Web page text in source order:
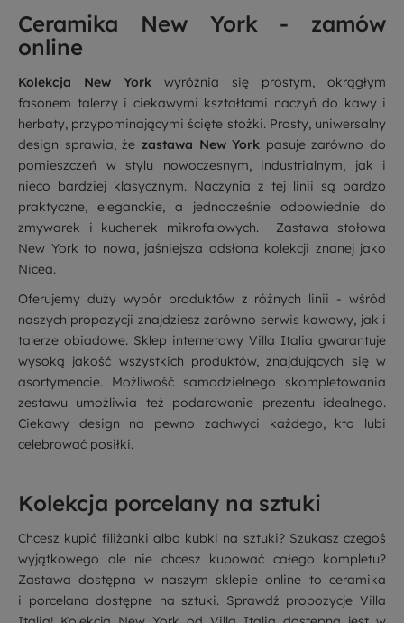
Ceramika New York - zamów
online
Kolekcja New York wyróżnia się prostym, okrągłym
fasonem talerzy i ciekawymi kształtami naczyń do kawy i
herbaty, przypominającymi ścięte stożki. Prosty, uniwersalny
design sprawia, że zastawa New York pasuje zarówno do
pomieszczeń w stylu nowoczesnym, industrialnym, jak i
nieco bardziej klasycznym. Naczynia z tej linii są bardzo
praktyczne, eleganckie, a jednocześnie odpowiednie do
zmywarek i kuchenek mikrofalowych. Zastawa stołowa
New York to nowa, jaśniejsza odsłona kolekcji znanej jako
Nicea.
Oferujemy duży wybór produktów z różnych linii - wśród
naszych propozycji znajdziesz zarówno serwis kawowy, jak i
talerze obiadowe. Sklep internetowy Villa Italia gwarantuje
wysoką jakość wszystkich produktów, znajdujących się w
asortymencie. Możliwość samodzielnego skompletowania
zestawu umożliwia też podarowanie prezentu idealnego.
Ciekawy design na pewno zachwyci każdego, kto lubi
celebrować posiłki.
Kolekcja porcelany na sztuki
Chcesz kupić filiżanki albo kubki na sztuki? Szukasz czegoś
wyjątkowego ale nie chcesz kupować całego kompletu?
Zastawa dostępna w naszym sklepie online to ceramika
i porcelana dostępne na sztuki. Sprawdź propozycje Villa